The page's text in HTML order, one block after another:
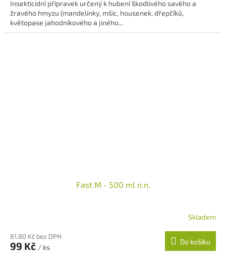
Insekticidní přípravek určený k hubení škodlivého savého a
žravého hmyzu (mandelinky, mšic, housenek, dřepčíků,
květopase jahodníkového a jiného...
Fast M - 500 ml n.n.
Skladem
81,80 Kč bez DPH
99 Kč / ks
Do košíku